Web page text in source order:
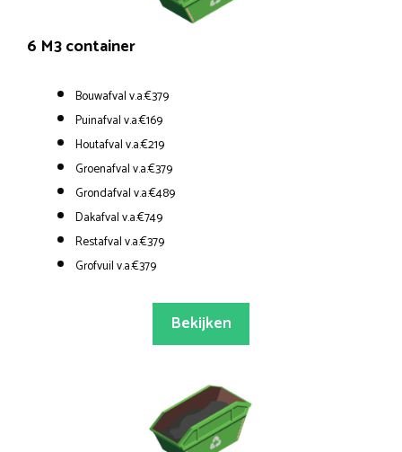
6 M3 container
Bouwafval v.a.€379
Puinafval v.a.€169
Houtafval v.a.€219
Groenafval v.a.€379
Grondafval v.a.€489
Dakafval v.a.€749
Restafval v.a.€379
Grofvuil v.a.€379
Bekijken